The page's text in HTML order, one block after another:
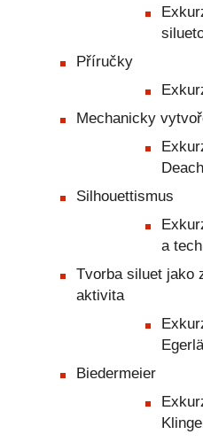
Příručky
Mechanicky
Silhouettismus
a
Tvorba siluet jako
aktivita
Biedermeier